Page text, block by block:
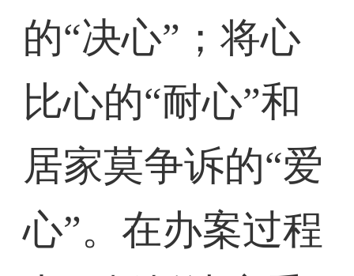
的“决心”；将心
比心的“耐心”和
居家莫争诉的“爱
心”。在办案过程